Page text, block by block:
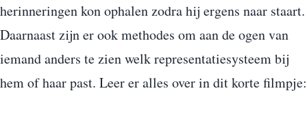
herinneringen kon ophalen zodra hij ergens naar staart.
Daarnaast zijn er ook methodes om aan de ogen van
iemand anders te zien welk representatiesysteem bij
hem of haar past. Leer er alles over in dit korte filmpje: